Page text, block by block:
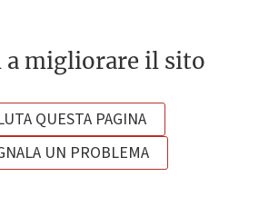
a migliorare il sito
QUESTA PAGINA
UN PROBLEMA